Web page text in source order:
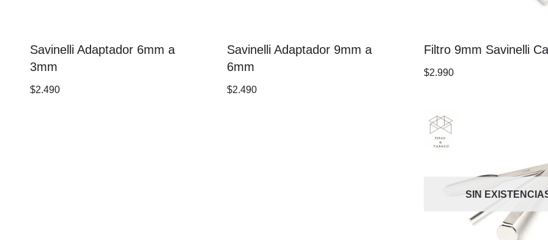
Savinelli Adaptador 6mm a
3mm
$2.490
Savinelli Adaptador 9mm a
6mm
$2.490
Filtro 9mm Savinelli
$2.990
SIN